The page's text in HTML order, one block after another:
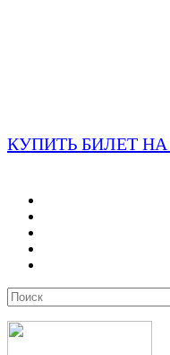
КУПИТЬ БИЛЕТ